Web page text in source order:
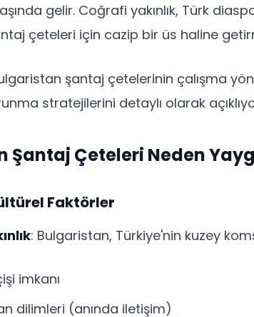
gelir. Coğrafi yakınlık, Türk
çeteleri için cazip bir üs haline
şantaj çetelerinin çalışma
stratejilerini detaylı olarak
Şantaj Çeteleri Neden
Faktörler
: Bulgaristan, Türkiye'nin kuzey
imkanı
dilimleri (anında iletişim)